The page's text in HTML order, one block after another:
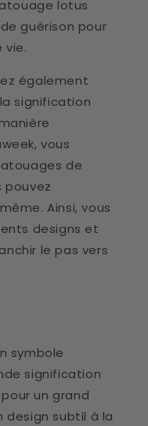
lotus
guérison pour
vie.
également
signification
vous
de
pouvez
Ainsi, vous
designs et
le pas vers
symbole
signification
un grand
design subtil à la